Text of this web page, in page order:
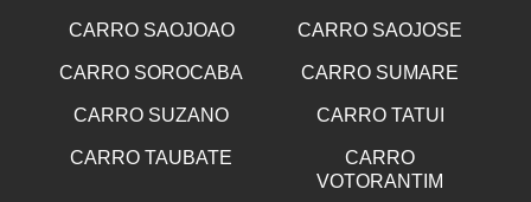
CARRO SAOJOAO CARRO SAOJOSE
CARRO SOROCABA CARRO SUMARE
CARRO SUZANO CARRO TATUI
CARRO TAUBATE
CARRO
VOTORANTIM